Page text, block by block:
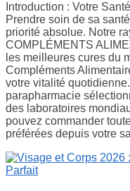
Introduction : Votre
Prendre soin de sa
priorité absolue. Notre
COMPLÉMENTS
les meilleures cures du
Compléments
votre vitalité
parapharmacie
des laboratoires
pouvez commander
préférées depuis votre